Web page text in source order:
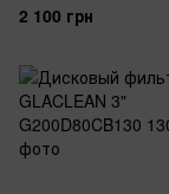
2 100 грн